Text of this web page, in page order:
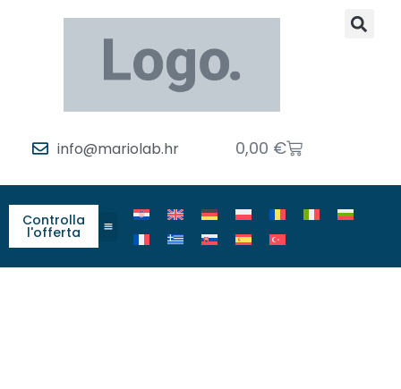
info@mariolab.hr 0,00 €
Controlla
l'offerta